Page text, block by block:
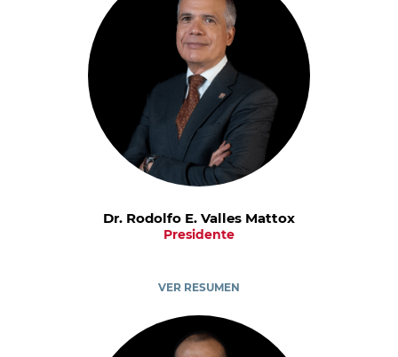
Dr. Rodolfo E. Valles Mattox
Presidente
VER RESUMEN